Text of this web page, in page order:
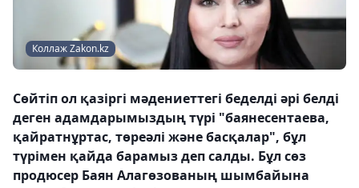
Коллаж Zakon.kz
Сөйтіп ол қазіргі мәдениеттегі беделді әрі белді
деген адамдарымыздың түрі "баянесентаева,
қайратнұртас, төреәлі және басқалар", бұл
түрімен қайда барамыз деп салды. Бұл сөз
продюсер Баян Алагөзованың шымбайына